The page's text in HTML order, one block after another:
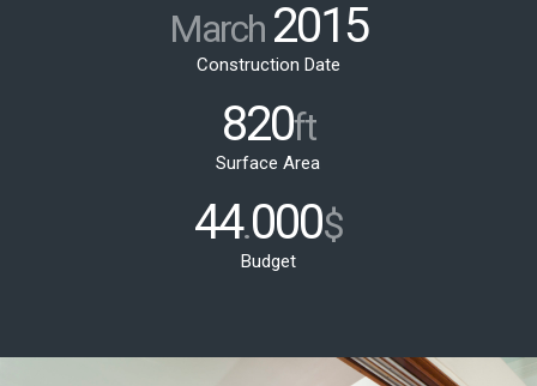
March 2015
Construction Date
820ft
Surface Area
44.000$
Budget